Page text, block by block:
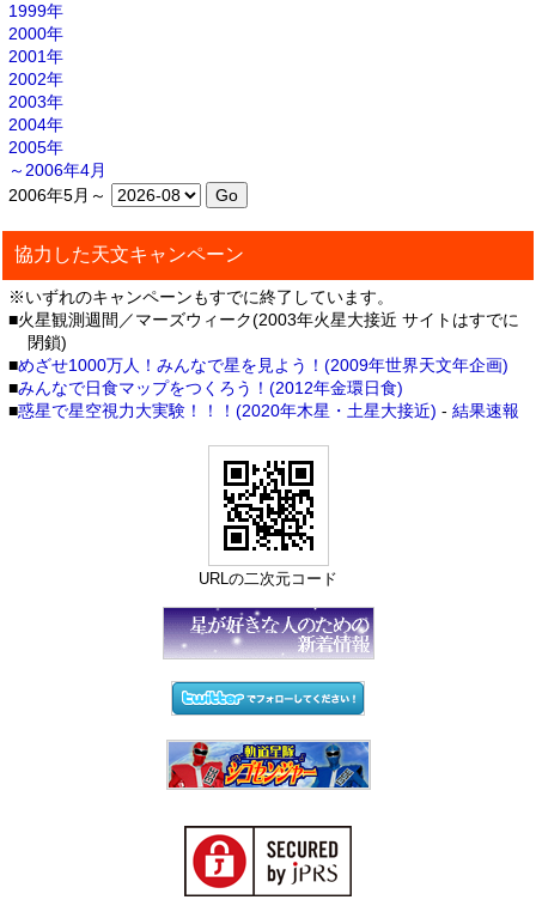
1999年
2000年
2001年
2002年
2003年
2004年
2005年
～2006年4月
2006年5月～
協力した天文キャンペーン
※いずれのキャンペーンもすでに終了しています。
■火星観測週間／マーズウィーク(2003年火星大接近 サイトはすでに
閉鎖)
■めざせ1000万人！みんなで星を見よう！(2009年世界天文年企画)
■みんなで日食マップをつくろう！(2012年金環日食)
■惑星で星空視力大実験！！！(2020年木星・土星大接近) - 結果速報
URLの二次元コード